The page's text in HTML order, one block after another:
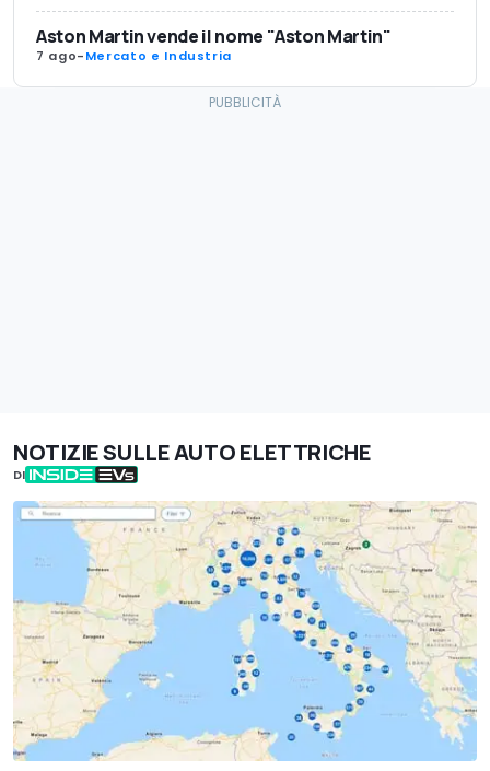
Aston Martin vende il nome "Aston Martin"
7 ago-Mercato e Industria
NOTIZIE SULLE AUTO ELETTRICHE
DI